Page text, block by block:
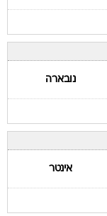
נובארה
אינטר